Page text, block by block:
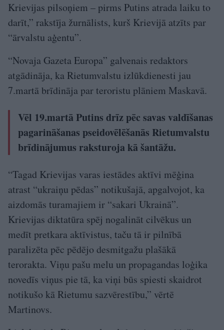
Krievijas pilsoņiem – pirms Putins atrada laiku to
darīt,” rakstīja žurnālists, kurš Krievijā atzīts par
“ārvalstu aģentu”.
“Novaja Gazeta Europa” galvenais redaktors
atgādināja, ka Rietumvalstu izlūkdienesti jau
7.martā brīdināja par teroristu plāniem Maskavā.
Vēl 19.martā Putins drīz pēc savas valdīšanas
pagarināšanas pseidovēlēšanās Rietumvalstu
brīdinājumus raksturoja kā šantāžu.
“Tagad Krievijas varas iestādes aktīvi mēģina
atrast “ukraiņu pēdas” notikušajā, apgalvojot, ka
aizdomās turamajiem ir “sakari Ukrainā”.
Krievijas diktatūra spēj nogalināt cilvēkus un
medīt pretkara aktīvistus, taču tā ir pilnībā
paralizēta pēc pēdējo desmitgažu plašākā
terorakta. Viņu pašu melu un propagandas loģika
novedīs viņus pie tā, ka viņi būs spiesti skaidrot
notikušo kā Rietumu sazvērestību,” vērtē
Martinovs.